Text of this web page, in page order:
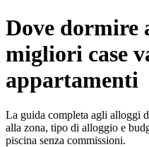
Dove dormire
migliori case
appartamenti
La guida completa agli alloggi
alla zona, tipo di alloggio e
piscina senza commissioni.